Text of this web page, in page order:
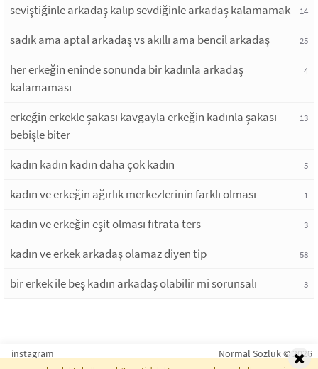
seviştiğinle arkadaş kalıp sevdiğinle arkadaş kalamamak 14
sadık ama aptal arkadaş vs akıllı ama bencil arkadaş 25
her erkeğin eninde sonunda bir kadınla arkadaş
kalamaması
4
erkeğin erkekle şakası kavgayla erkeğin kadınla şakası
bebişle biter
13
kadın kadın kadın daha çok kadın 5
kadın ve erkeğin ağırlık merkezlerinin farklı olması 1
kadın ve erkeğin eşit olması fıtrata ters 3
kadın ve erkek arkadaş olamaz diyen tip 58
bir erkek ile beş kadın arkadaş olabilir mi sorunsalı 3
instagram Normal Sözlük © 2026